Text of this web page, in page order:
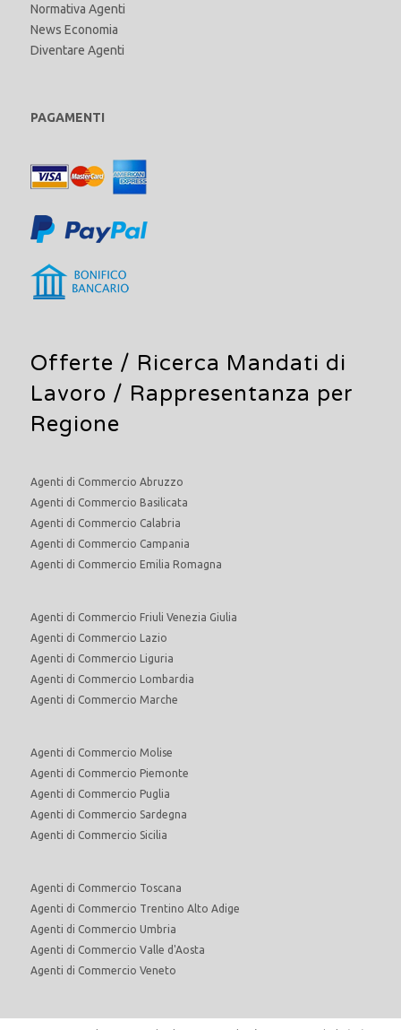
Normativa Agenti
News Economia
Diventare Agenti
PAGAMENTI
Offerte / Ricerca Mandati di
Lavoro / Rappresentanza per
Regione
Agenti di Commercio Abruzzo
Agenti di Commercio Basilicata
Agenti di Commercio Calabria
Agenti di Commercio Campania
Agenti di Commercio Emilia Romagna
Agenti di Commercio Friuli Venezia Giulia
Agenti di Commercio Lazio
Agenti di Commercio Liguria
Agenti di Commercio Lombardia
Agenti di Commercio Marche
Agenti di Commercio Molise
Agenti di Commercio Piemonte
Agenti di Commercio Puglia
Agenti di Commercio Sardegna
Agenti di Commercio Sicilia
Agenti di Commercio Toscana
Agenti di Commercio Trentino Alto Adige
Agenti di Commercio Umbria
Agenti di Commercio Valle d'Aosta
Agenti di Commercio Veneto